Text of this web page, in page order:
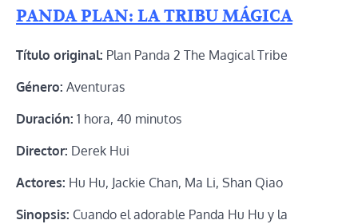
PANDA PLAN: LA TRIBU MÁGICA
Título original: Plan Panda 2 The Magical Tribe
Género: Aventuras
Duración: 1 hora, 40 minutos
Director: Derek Hui
Actores: Hu Hu, Jackie Chan, Ma Li, Shan Qiao
Sinopsis: Cuando el adorable Panda Hu Hu y la